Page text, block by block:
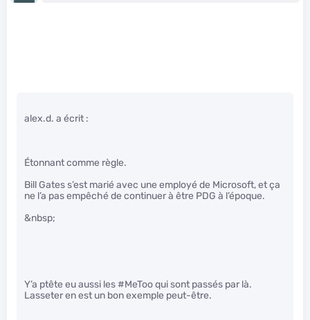
alex.d. a écrit :
Étonnant comme règle.
Bill Gates s’est marié avec une employé de Microsoft, et ça
ne l’a pas empêché de continuer à être PDG à l’époque.
&nbsp;
Y’a ptête eu aussi les #MeToo qui sont passés par là.
Lasseter en est un bon exemple peut-être.